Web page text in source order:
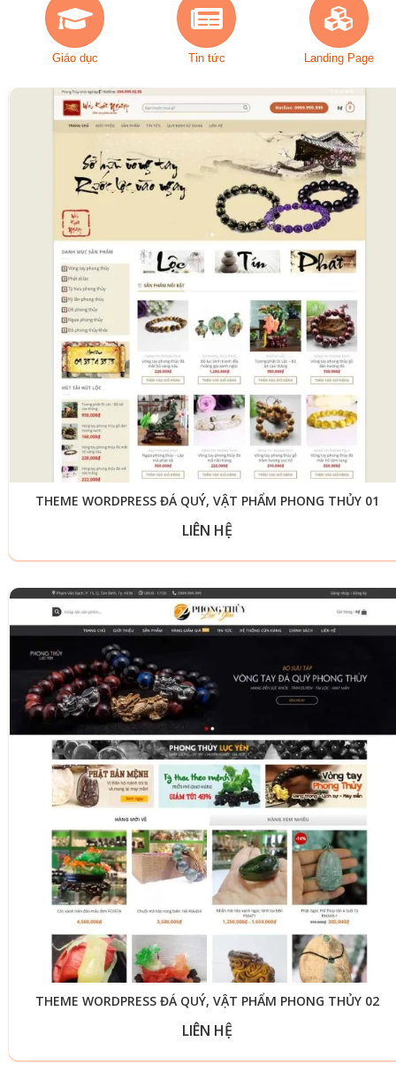
Giáo dục Tin tức Landing Page
THEME WORDPRESS ĐÁ QUÝ, VẬT PHẨM PHONG THỦY 01
LIÊN HỆ
THEME WORDPRESS ĐÁ QUÝ, VẬT PHẨM PHONG THỦY 02
LIÊN HỆ